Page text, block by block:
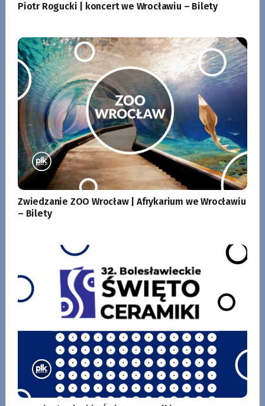
Piotr Rogucki | koncert we Wrocławiu – Bilety
Zwiedzanie ZOO Wrocław | Afrykarium we Wrocławiu
– Bilety